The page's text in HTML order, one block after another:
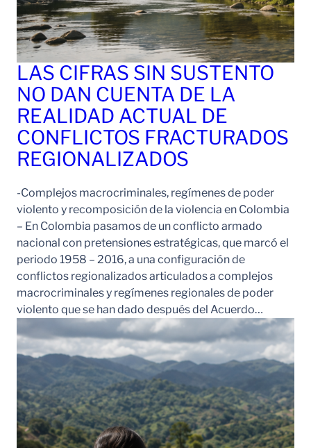
LAS CIFRAS SIN SUSTENTO
NO DAN CUENTA DE LA
REALIDAD ACTUAL DE
CONFLICTOS FRACTURADOS
REGIONALIZADOS
-Complejos macrocriminales, regímenes de poder
violento y recomposición de la violencia en Colombia
– En Colombia pasamos de un conflicto armado
nacional con pretensiones estratégicas, que marcó el
periodo 1958 – 2016, a una configuración de
conflictos regionalizados articulados a complejos
macrocriminales y regímenes regionales de poder
violento que se han dado después del Acuerdo…